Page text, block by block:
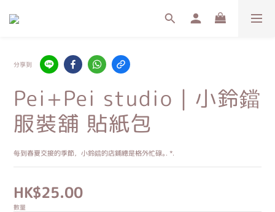
分享到
Pei+Pei studio｜小鈴鐺
服裝舖 貼紙包
每到春夏交接的季節，小鈴鐺的店鋪總是格外忙碌｡. *.
HK$25.00
數量